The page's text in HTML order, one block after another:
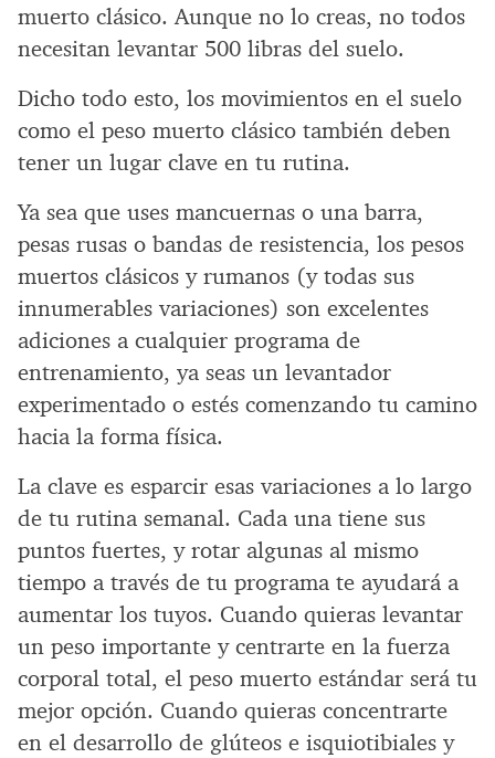
muerto clásico. Aunque no lo creas, no todos
necesitan levantar 500 libras del suelo.
Dicho todo esto, los movimientos en el suelo
como el peso muerto clásico también deben
tener un lugar clave en tu rutina.
Ya sea que uses mancuernas o una barra,
pesas rusas o bandas de resistencia, los pesos
muertos clásicos y rumanos (y todas sus
innumerables variaciones) son excelentes
adiciones a cualquier programa de
entrenamiento, ya seas un levantador
experimentado o estés comenzando tu camino
hacia la forma física.
La clave es esparcir esas variaciones a lo largo
de tu rutina semanal. Cada una tiene sus
puntos fuertes, y rotar algunas al mismo
tiempo a través de tu programa te ayudará a
aumentar los tuyos. Cuando quieras levantar
un peso importante y centrarte en la fuerza
corporal total, el peso muerto estándar será tu
mejor opción. Cuando quieras concentrarte
en el desarrollo de glúteos e isquiotibiales y